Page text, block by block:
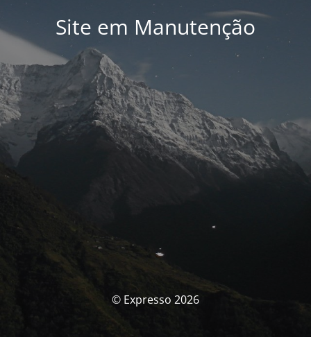
Site em Manutenção
© Expresso 2026